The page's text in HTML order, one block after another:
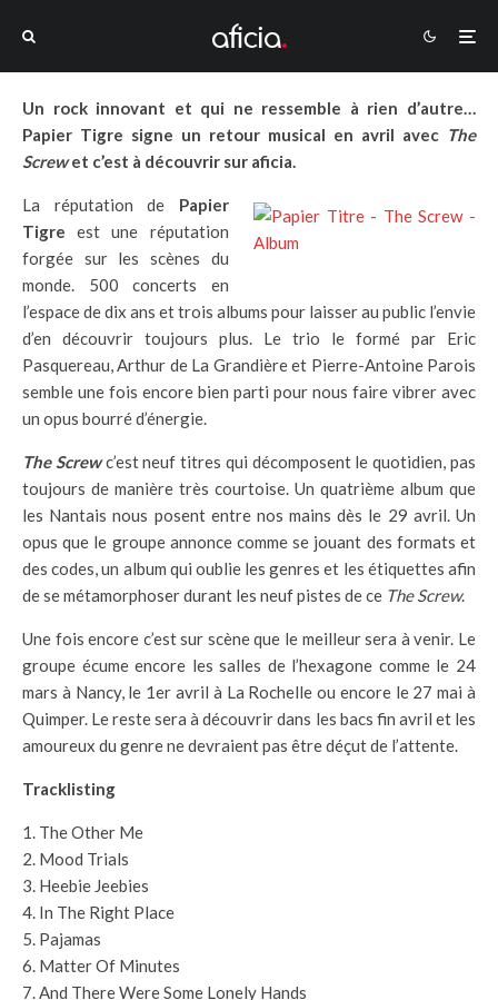
Un rock innovant et qui ne ressemble à rien d’autre…
Papier Tigre signe un retour musical en avril avec The
Screwet c’est à découvrir sur aficia.
La réputation de Papier
Tigre est une réputation
forgée sur les scènes du
monde. 500 concerts en
l’espace de dix ans et trois albums pour laisser au public l’envie
d’en découvrir toujours plus. Le trio le formé par Eric
Pasquereau, Arthur de La Grandière et Pierre-Antoine Parois
semble une fois encore bien parti pour nous faire vibrer avec
un opus bourré d’énergie.
The Screw c’est neuf titres qui décomposent le quotidien, pas
toujours de manière très courtoise. Un quatrième album que
les Nantais nous posent entre nos mains dès le 29 avril. Un
opus que le groupe annonce comme se jouant des formats et
des codes, un album qui oublie les genres et les étiquettes afin
de se métamorphoser durant les neuf pistes de ce The Screw.
Une fois encore c’est sur scène que le meilleur sera à venir. Le
groupe écume encore les salles de l’hexagone comme le 24
mars à Nancy, le 1er avril à La Rochelle ou encore le 27 mai à
Quimper. Le reste sera à découvrir dans les bacs fin avril et les
amoureux du genre ne devraient pas être déçut de l’attente.
Tracklisting
The Other Me
Mood Trials
Heebie Jeebies
In The Right Place
Pajamas
Matter Of Minutes
And There Were Some Lonely Hands